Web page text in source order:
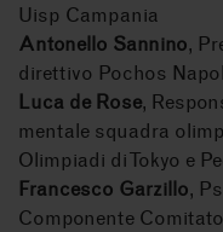
Uisp Campania
Antonello Sannino,
direttivo Pochos
Luca de Rose,
mentale squadra
Olimpiadi di Tokyo e
Francesco Garzillo,
Componente